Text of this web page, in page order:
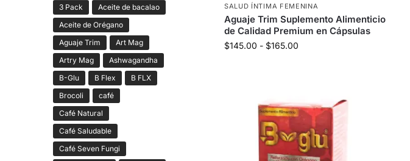
SALUD ÍNTIMA FEMENINA
Aguaje Trim Suplemento Alimenticio
de Calidad Premium en Cápsulas
$145.00 - $165.00
3 Pack
Aceite de bacalao
Aceite de Orégano
Aguaje Trim
Art Mag
Artry Mag
Ashwagandha
B-Glu
B Flex
B FLX
Brocoli
café
Café Natural
Café Saludable
Café Seven Fungi